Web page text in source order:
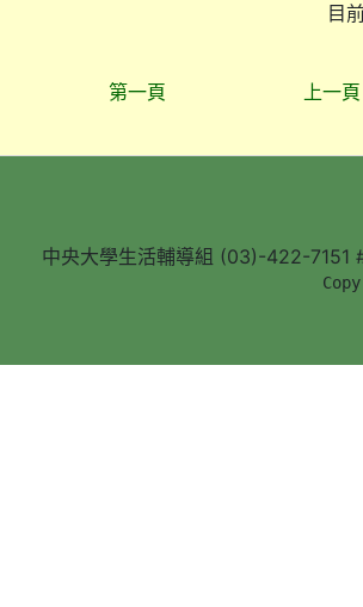
目
第一頁 上一頁
中央大學生活輔導組 (03)-422-7151